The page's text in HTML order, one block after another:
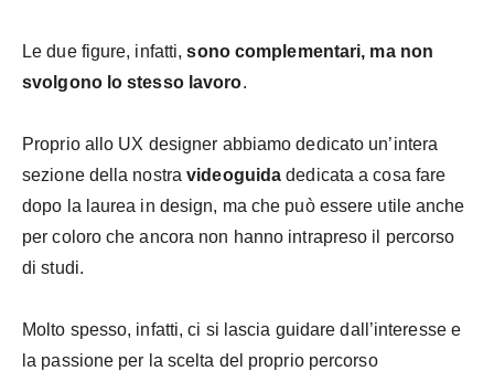
Le due figure, infatti,sono complementari, ma non
svolgono lo stesso lavoro.
Proprio allo UX designer abbiamo dedicato un’intera
sezione della nostravideoguida dedicata a cosa fare
dopo la laurea in design, ma che può essere utile anche
per coloro che ancora non hanno intrapreso il percorso
di studi.
Molto spesso, infatti, ci si lascia guidare dall’interesse e
la passione per la scelta del proprio percorso